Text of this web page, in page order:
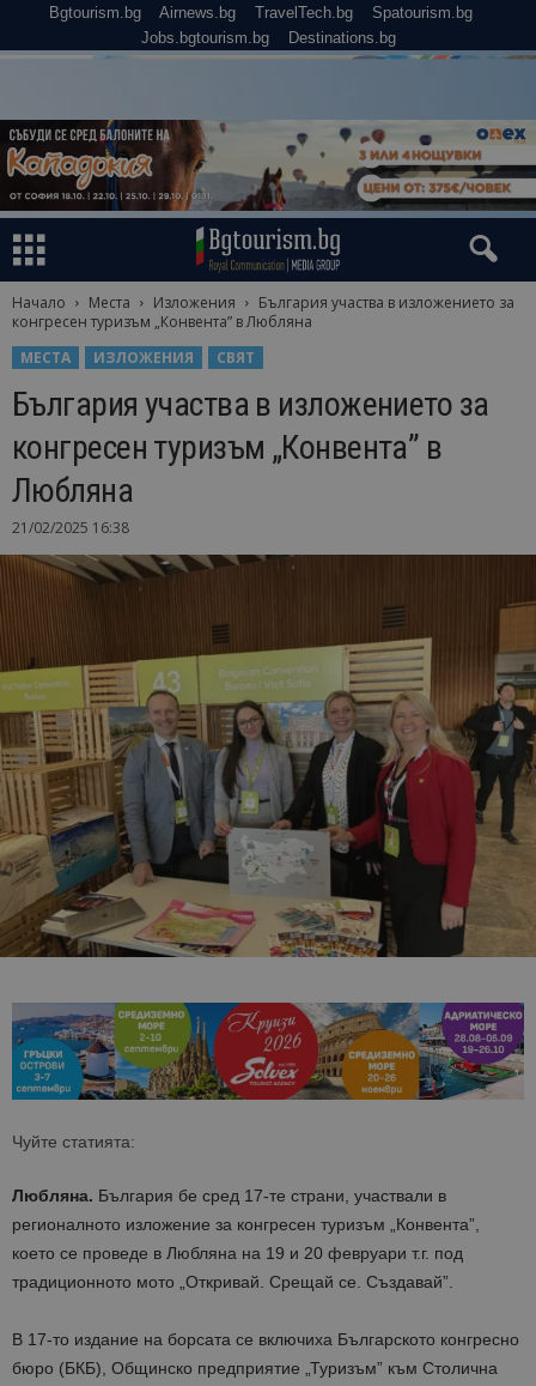
Bgtourism.bg Airnews.bg TravelTech.bg
Spatourism.bg
Jobs.bgtourism.bg
Destinations.bg
Начало Места Изложения
България участва в изложението за
конгресен туризъм „Конвента” в Любляна
МЕСТА
ИЗЛОЖЕНИЯ СВЯТ
България участва в изложението за
конгресен туризъм „Конвента” в
Любляна
21/02/2025 16:38
Чуйте статията:
Любляна. България бе сред 17-те страни, участвали в
регионалното изложение за конгресен туризъм „Конвента”,
което се проведе в Любляна на 19 и 20 февруари т.г. под
традиционното мото „Откривай. Срещай се. Създавай”.
В 17-то издание на борсата се включиха Българското конгресно
бюро (БКБ), Общинско предприятие „Туризъм” към Столична